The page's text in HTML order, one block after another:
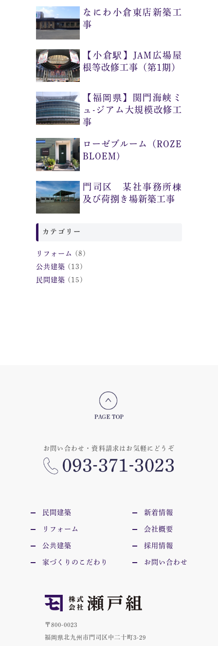
なにわ小倉東店新築工
事
【小倉駅】JAM広場屋
根等改修工事（第1期）
【福岡県】関門海峡ミ
ュ-ジアム大規模改修工
事
ローゼブルーム（ROZE
BLOEM)
門司区 某社事務所棟
及び荷捌き場新築工事
カテゴリー
リフォーム
(8)
公共建築 (13)
民間建築 (15)
お問い合わせ・資料請求はお気軽にどうぞ
民間建築
リフォーム
公共建築
家づくりのこだわり
新着情報
会社概要
採用情報
お問い合わせ
〒800-0023
福岡県北九州市門司区中二十町3-29